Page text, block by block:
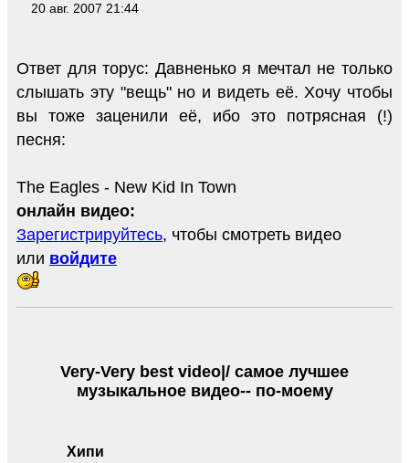
20 авг. 2007 21:44
Ответ для торус: Давненько я мечтал не только
слышать эту "вещь" но и видеть её. Хочу чтобы
вы тоже заценили её, ибо это потрясная (!)
песня:
The Eagles - New Kid In Town
онлайн видео:
Зарегистрируйтесь, чтобы смотреть видео
или войдите
Хипи
Very-Very best video|/ самое лучшее
музыкальное видео-- по-моему